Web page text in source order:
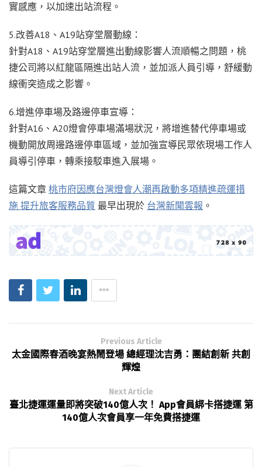
實感應，以加速出站流程。
5.改善A18、A19站穿堂層動線：
針對A18、A19站穿堂層進出動線影響人流順暢之問題，桃
捷公司將以紅龍區隔進出站人流，並加派人員引導，舒緩動
線衝突造成之影響。
6.增進停車場及路邊停車宣導：
針對A16、A20燈會停車場滿場狀況，將增進替代停車場或
機動開放周邊路邊停車區域，並加強宣導民眾依現場工作人
員導引停車，轉乘接駁車進入展場。
這篇文章 桃市府因應台灣燈會人潮再啟動多項精進疏運措
施 提升旅客服務品質 最早出現於 台灣新聞雲報 。
Previous Article
太金國際春酒晚宴熱鬧登場 總經理沈吉勇：團結創新 共創
輝煌
Next Article
臺北捷運運量即將突破140億人次！ App會員綁卡搭捷運 第
140億人次會員享一年免費搭捷運